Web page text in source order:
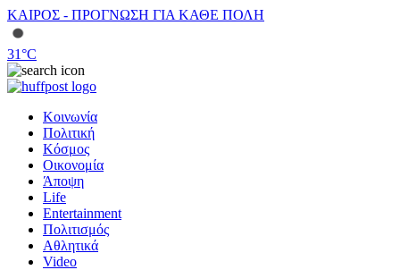
ΚΑΙΡΟΣ - ΠΡΟΓΝΩΣΗ ΓΙΑ ΚΑΘΕ ΠΟΛΗ
31°C
Κοινωνία
Πολιτική
Κόσμος
Οικονομία
Άποψη
Life
Entertainment
Πολιτισμός
Αθλητικά
Video